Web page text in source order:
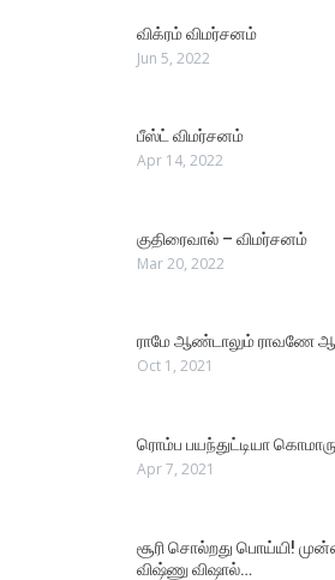
விக்ரம் விமர்சனம்
Jun 5, 2022
பீஸ்ட் விமர்சனம்
Apr 14, 2022
குதிரைவால் – விமர்சனம்
Mar 20, 2022
ராமே ஆண்டாலும் ராவணே
Oct 1, 2021
ரொம்ப பயந்துட்டியா
Apr 7, 2021
சூரி சொல்றது பொய்யி!
விஷ்ணு விஷால்…